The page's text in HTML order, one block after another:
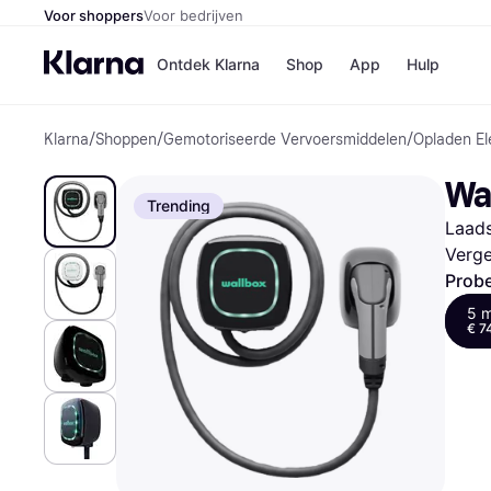
Voor shoppersVoor bedrijven
Ontdek Klarna Shop
Winkels
Bol
H&M
App Hulp
Klarna/Shoppen/Gemotoriseerde Vervoersmiddelen/Opladen
Trending
5
€